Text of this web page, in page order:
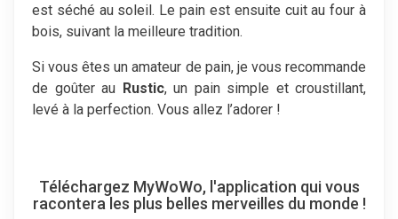
est séché au soleil. Le pain est ensuite cuit au four à
bois, suivant la meilleure tradition.
Si vous êtes un amateur de pain, je vous recommande
de goûter au Rustic, un pain simple et croustillant,
levé à la perfection. Vous allez l’adorer !
Téléchargez MyWoWo, l'application qui vous
racontera les plus belles merveilles du monde !